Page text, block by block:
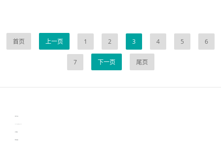
首页 上一页 1 2 3 4 5 6
7 下一页 尾页